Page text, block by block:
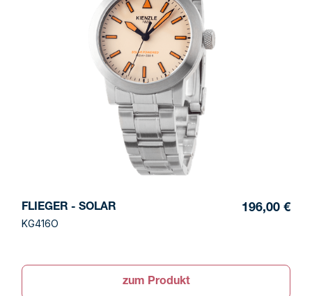
FLIEGER - SOLAR
KG416O
196,00 €
zum Produkt